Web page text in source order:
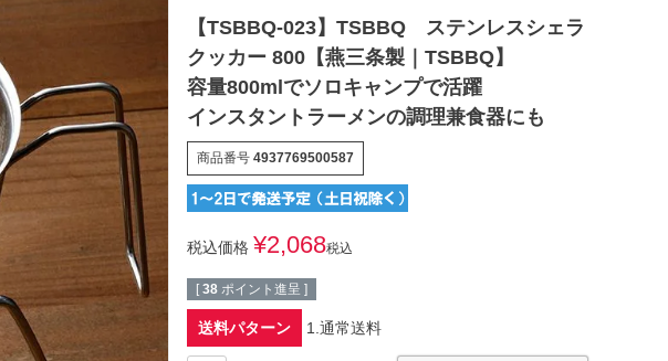
【TSBBQ-023】TSBBQ ステンレスシェラ
クッカー 800【燕三条製｜TSBBQ】
容量800mlでソロキャンプで活躍
インスタントラーメンの調理兼食器にも
商品番号 4937769500587
税込価格 ¥2,068税込
[ 38 ポイント進呈 ]
送料パターン 1.通常送料